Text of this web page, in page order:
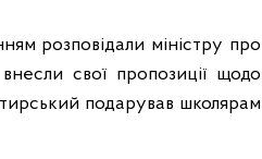
розповідали міністру про
свої пропозиції щодо
подарував школярам